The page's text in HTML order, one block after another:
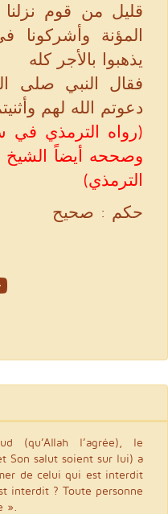
قليل من قوم
المؤنة وأشركونا
يذهبوا بالأجر كله
فقال النبي صلى
دعوتم الله لهم
وصححه أيضاً الشيخ
الترمذي)
حكم : صحيح
(qu’Allah l’agrée), le
Son salut soient sur lui) a
de celui qui est interdit
interdit ? Toute personne
».